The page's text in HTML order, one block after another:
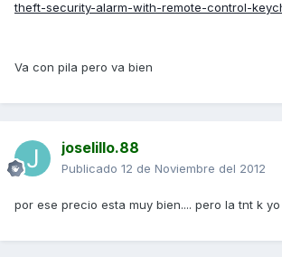
theft-security-alarm-with-remote-control-
Va con pila pero va bien
joselillo.88
Publicado 12 de Noviembre del 2012
por ese precio esta muy bien.... pero la tnt k